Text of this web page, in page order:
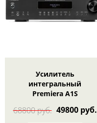
Усилитель
интегральный
Premiera A1S
68800 руб. 49800 руб.